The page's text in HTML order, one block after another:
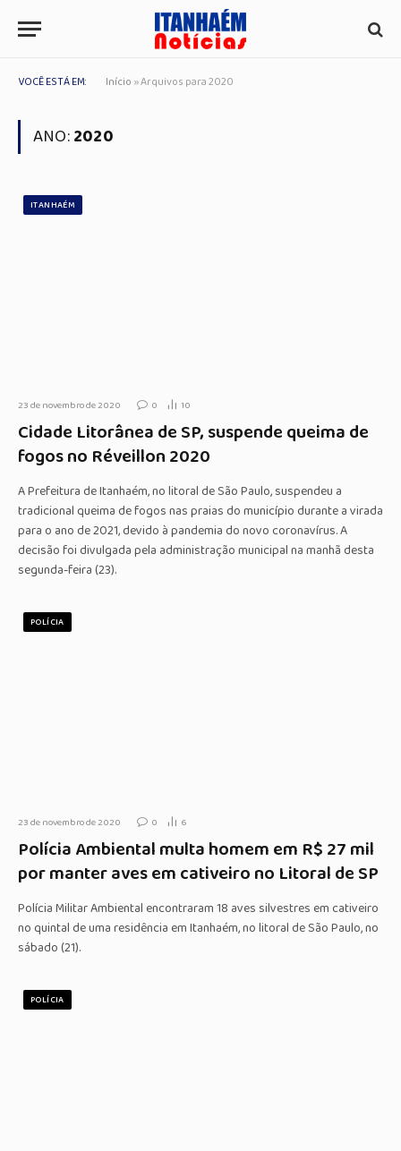
VOCÊ ESTÁ EM: Início »Arquivos para 2020
ANO:2020
ITANHAÉM
23 de novembro de 2020 0 10
Cidade Litorânea de SP, suspende queima de
fogos no Réveillon 2020
A Prefeitura de Itanhaém, no litoral de São Paulo, suspendeu a
tradicional queima de fogos nas praias do município durante a virada
para o ano de 2021, devido à pandemia do novo coronavírus. A
decisão foi divulgada pela administração municipal na manhã desta
segunda-feira (23).
POLÍCIA
23 de novembro de 2020 0 6
Polícia Ambiental multa homem em R$ 27 mil
por manter aves em cativeiro no Litoral de SP
Polícia Militar Ambiental encontraram 18 aves silvestres em cativeiro
no quintal de uma residência em Itanhaém, no litoral de São Paulo, no
sábado (21).
POLÍCIA